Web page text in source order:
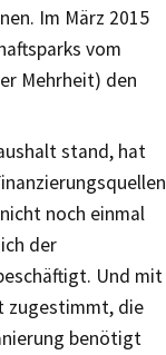
Im März 2015
vom
Mehrheit) den
stand, hat
noch einmal
der
Und mit
zugestimmt, die
benötigt